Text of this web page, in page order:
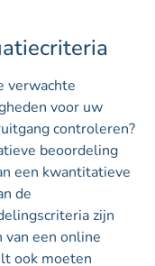
verwachte
voor uw
controleren?
beoordeling
een kwantitatieve
de
zijn
een online
ook moeten